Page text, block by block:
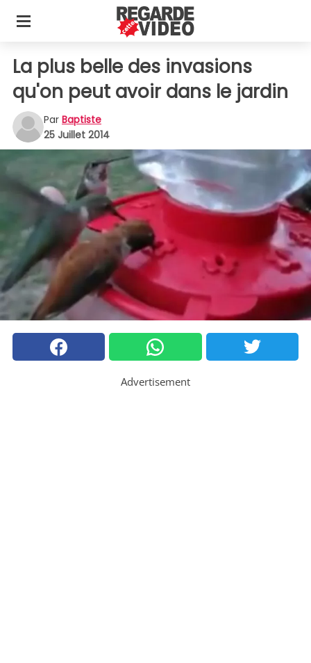
La plus belle des invasions
qu'on peut avoir dans le jardin
Par Baptiste
25 Juillet 2014
Advertisement